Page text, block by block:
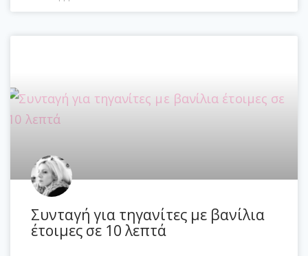
Συνταγή για τηγανίτες με βανίλια
έτοιμες σε 10 λεπτά